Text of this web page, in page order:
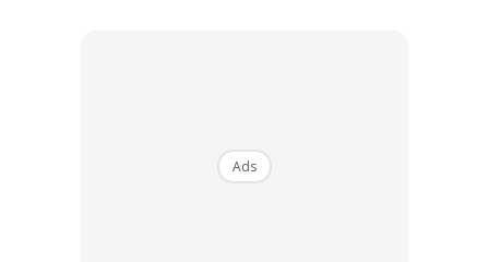
Ads